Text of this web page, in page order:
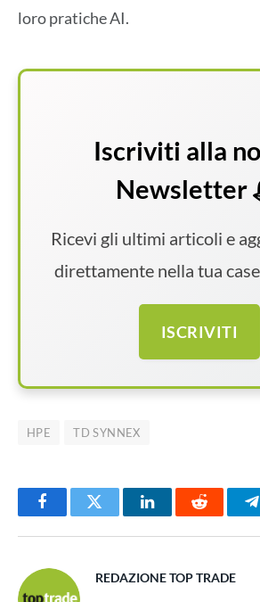
loro pratiche AI.
Iscriviti alla
Newsletter
Ricevi gli ultimi articoli e
direttamente nella tua
ISCRIVITI
HPE TD SYNNEX
FacebookTwitter LinkedInReddit
REDAZIONE TOP TRADE